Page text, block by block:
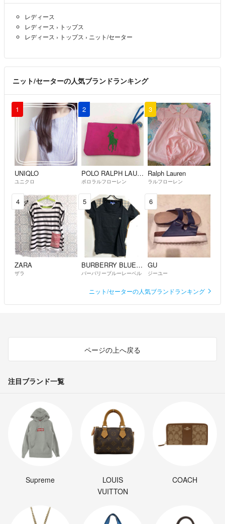
レディース
レディース › トップス
レディース › トップス › ニット/セーター
ニット/セーターの人気ブランドランキング
1
UNIQLO
ユニクロ
2
POLO RALPH LAUREN
ポロラルフローレン
3
Ralph Lauren
ラルフローレン
4
ZARA
ザラ
5
BURBERRY BLUE LABEL
バーバリーブルーレーベル
6
GU
ジーユー
ニット/セーターの人気ブランドランキング
ページの上へ戻る
注目ブランド一覧
Supreme
LOUIS
VUITTON
COACH